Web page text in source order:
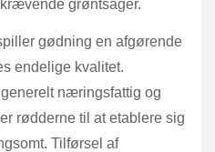
grøntsager.
gødning en afgørende
endelige kvalitet.
næringsfattig og
rødderne til at etablere sig
Tilførsel af